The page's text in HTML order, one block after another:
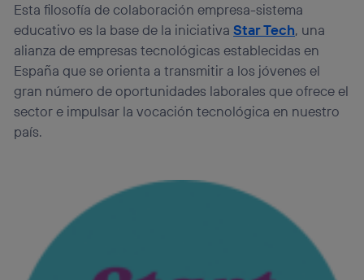
Esta filosofía de colaboración empresa-sistema
educativo es la base de la iniciativaStar Tech, una
alianza de empresas tecnológicas establecidas en
España que se orienta a transmitir a los jóvenes el
gran número de oportunidades laborales que ofrece el
sector e impulsar la vocación tecnológica en nuestro
país.